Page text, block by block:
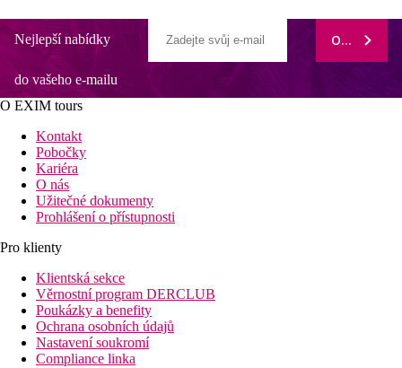
Nejlepší nabídky
do vašeho e-mailu
ODEBÍRAT
O EXIM tours
Kontakt
Pobočky
Kariéra
O nás
Užitečné dokumenty
Prohlášení o přístupnosti
Pro klienty
Klientská sekce
Věrnostní program DERCLUB
Poukázky a benefity
Ochrana osobních údajů
Nastavení soukromí
Compliance linka